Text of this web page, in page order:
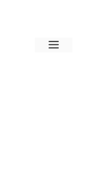
Menú